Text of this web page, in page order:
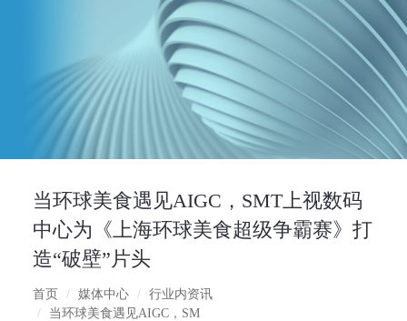
当环球美食遇见AIGC，SMT上视数码
中心为《上海环球美食超级争霸赛》打
造“破壁”片头
首页 媒体中心
行业内资讯
当环球美食遇见AIGC，SM